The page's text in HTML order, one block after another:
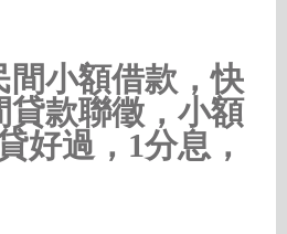
間小額借款，快
貸款聯徵，小額
好過，1分息，